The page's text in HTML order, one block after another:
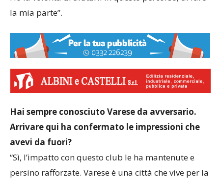
Ho la volontà di aiutarli in questo percorso, di fare
la mia parte”.
Hai sempre conosciuto Varese da avversario.
Arrivare qui ha confermato le impressioni che
avevi da fuori?
“Sì, l’impatto con questo club le ha mantenute e